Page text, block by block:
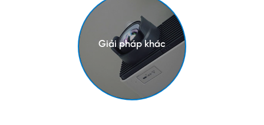
Giải pháp khác